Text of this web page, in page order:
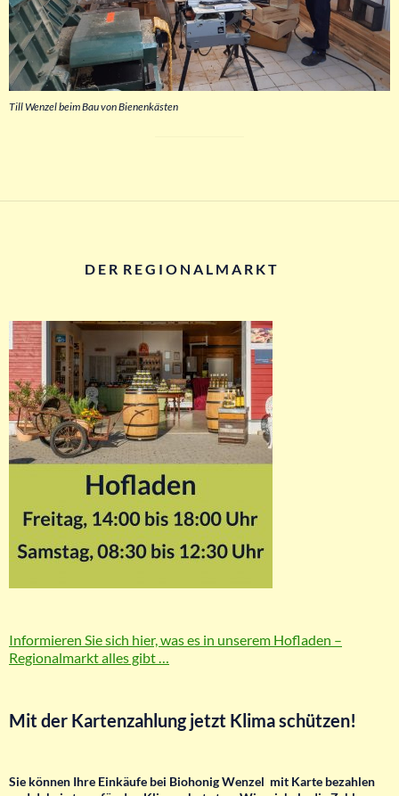
Till Wenzel beim Bau von Bienenkästen
D E R R E G I O N A L M A R K T
Informieren Sie sich hier, was es in unserem Hofladen –
Regionalmarkt alles gibt …
Mit der Kartenzahlung jetzt Klima schützen!
Sie können Ihre Einkäufe bei Biohonig Wenzel mit Karte bezahlen